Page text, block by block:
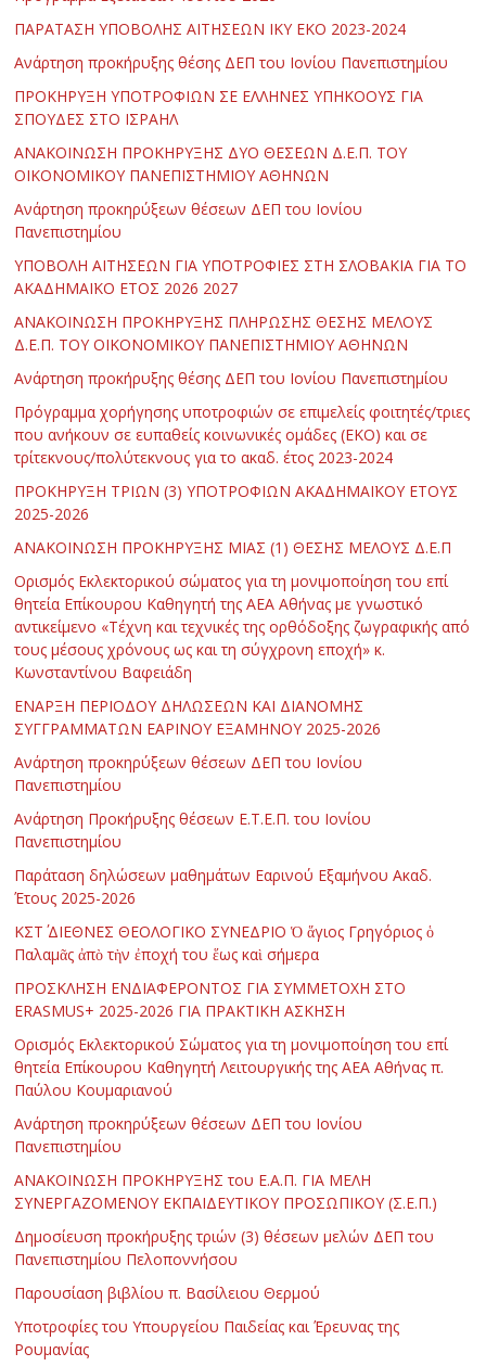
ΠΑΡΑΤΑΣΗ ΥΠΟΒΟΛΗΣ ΑΙΤΗΣΕΩΝ ΙΚΥ ΕΚΟ 2023-2024
Ανάρτηση προκήρυξης θέσης ΔΕΠ του Ιονίου Πανεπιστημίου
ΠΡΟΚΗΡΥΞΗ ΥΠΟΤΡΟΦΙΩΝ ΣΕ ΕΛΛΗΝΕΣ ΥΠΗΚΟΟΥΣ ΓΙΑ
ΣΠΟΥΔΕΣ ΣΤΟ ΙΣΡΑΗΛ
ΑΝΑΚΟΙΝΩΣΗ ΠΡΟΚΗΡΥΞΗΣ ΔΥΟ ΘΕΣΕΩΝ Δ.Ε.Π. ΤΟΥ
ΟΙΚΟΝΟΜΙΚΟΥ ΠΑΝΕΠΙΣΤΗΜΙΟΥ ΑΘΗΝΩΝ
Ανάρτηση προκηρύξεων θέσεων ΔΕΠ του Ιονίου
Πανεπιστημίου
ΥΠΟΒΟΛΗ ΑΙΤΗΣΕΩΝ ΓΙΑ ΥΠΟΤΡΟΦΙΕΣ ΣΤΗ ΣΛΟΒΑΚΙΑ ΓΙΑ ΤΟ
ΑΚΑΔΗΜΑΪΚΟ ΕΤΟΣ 2026 2027
ΑΝΑΚΟΙΝΩΣΗ ΠΡΟΚΗΡΥΞΗΣ ΠΛΗΡΩΣΗΣ ΘΕΣΗΣ ΜΕΛΟΥΣ
Δ.Ε.Π. ΤΟΥ ΟΙΚΟΝΟΜΙΚΟΥ ΠΑΝΕΠΙΣΤΗΜΙΟΥ ΑΘΗΝΩΝ
Ανάρτηση προκήρυξης θέσης ΔΕΠ του Ιονίου Πανεπιστημίου
Πρόγραμμα χορήγησης υποτροφιών σε επιμελείς φοιτητές/τριες
που ανήκουν σε ευπαθείς κοινωνικές ομάδες (ΕΚΟ) και σε
τρίτεκνους/πολύτεκνους για το ακαδ. έτος 2023-2024
ΠΡΟΚΗΡΥΞΗ ΤΡΙΩΝ (3) ΥΠΟΤΡΟΦΙΩΝ ΑΚΑΔΗΜΑΪΚΟΥ ΕΤΟΥΣ
2025-2026
ΑΝΑΚΟΙΝΩΣΗ ΠΡΟΚΗΡΥΞΗΣ ΜΙΑΣ (1) ΘΕΣΗΣ ΜΕΛΟΥΣ Δ.Ε.Π
Ορισμός Εκλεκτορικού σώματος για τη μονιμοποίηση του επί
θητεία Επίκουρου Καθηγητή της ΑΕΑ Αθήνας με γνωστικό
αντικείμενο «Τέχνη και τεχνικές της ορθόδοξης ζωγραφικής από
τους μέσους χρόνους ως και τη σύγχρονη εποχή» κ.
Κωνσταντίνου Βαφειάδη
ΕΝΑΡΞΗ ΠΕΡΙΟΔΟΥ ΔΗΛΩΣΕΩΝ ΚΑΙ ΔΙΑΝΟΜΗΣ
ΣΥΓΓΡΑΜΜΑΤΩΝ ΕΑΡΙΝΟΥ ΕΞΑΜΗΝΟΥ 2025-2026
Ανάρτηση προκηρύξεων θέσεων ΔΕΠ του Ιονίου
Πανεπιστημίου
Ανάρτηση Προκήρυξης θέσεων Ε.Τ.Ε.Π. του Ιονίου
Πανεπιστημίου
Παράταση δηλώσεων μαθημάτων Εαρινού Εξαμήνου Ακαδ.
Έτους 2025-2026
ΚΣΤ΄ ΔΙΕΘΝΕΣ ΘΕΟΛΟΓΙΚΟ ΣΥΝΕΔΡΙΟ Ὁ ἅγιος Γρηγόριος ὁ
Παλαμᾶς ἀπὸ τὴν ἐποχή του ἕως καὶ σήμερα
ΠΡΟΣΚΛΗΣΗ ΕΝΔΙΑΦΕΡΟΝΤΟΣ ΓΙΑ ΣΥΜΜΕΤΟΧΗ ΣΤΟ
ERASMUS+ 2025-2026 ΓΙΑ ΠΡΑΚΤΙΚΗ ΑΣΚΗΣΗ
Ορισμός Εκλεκτορικού Σώματος για τη μονιμοποίηση του επί
θητεία Επίκουρου Καθηγητή Λειτουργικής της ΑΕΑ Αθήνας π.
Παύλου Κουμαριανού
Ανάρτηση προκηρύξεων θέσεων ΔΕΠ του Ιονίου
Πανεπιστημίου
ΑΝΑΚΟΙΝΩΣΗ ΠΡΟΚΗΡΥΞΗΣ του Ε.Α.Π. ΓΙΑ ΜΕΛΗ
ΣΥΝΕΡΓΑΖΟΜΕΝΟΥ ΕΚΠΑΙΔΕΥΤΙΚΟΥ ΠΡΟΣΩΠΙΚΟΥ (Σ.Ε.Π.)
Δημοσίευση προκήρυξης τριών (3) θέσεων μελών ΔΕΠ του
Πανεπιστημίου Πελοποννήσου
Παρουσίαση βιβλίου π. Βασίλειου Θερμού
Υποτροφίες του Υπουργείου Παιδείας και Έρευνας της
Ρουμανίας